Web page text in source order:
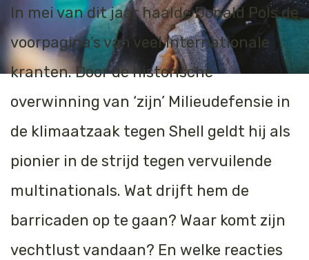
In mei van dit jaar haalde Donald Pols de
voorpagina’s van veel internationale
kranten. Door de historische
overwinning van ‘zijn’ Milieudefensie in
de klimaatzaak tegen Shell geldt hij als
pionier in de strijd tegen vervuilende
multinationals. Wat drijft hem de
barricaden op te gaan? Waar komt zijn
vechtlust vandaan? En welke reacties